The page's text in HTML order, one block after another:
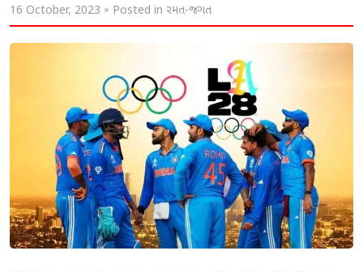
16 October, 2023 Posted in રમત-જગત